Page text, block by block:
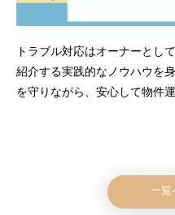
トラブル対応はオーナーとし
紹介する実践的なノウハウを
を守りながら、安心して物件
一覧